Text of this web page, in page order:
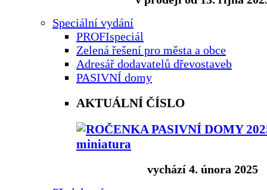
Speciální vydání
PROFIspeciál
Zelená řešení pro města a obce
Adresář dodavatelů dřevostaveb
PASIVNÍ domy
AKTUÁLNÍ ČÍSLO
vychází 4. února 2025